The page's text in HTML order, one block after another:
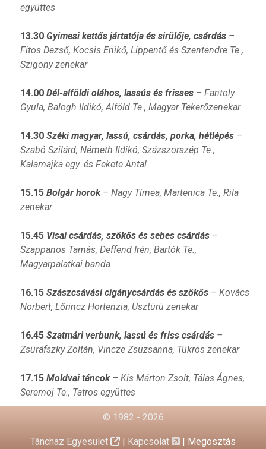
együttes
13.30Gyimesi kettős jártatója és sirülője, csárdás–
Fitos Dezső, Kocsis Enikő, Lippentő és Szentendre Te.,
Szigony zenekar
14.00Dél-alföldi oláhos, lassús és frisses– Fantoly
Gyula, Balogh Ildikó, Alföld Te., Magyar Tekerőzenekar
14.30Széki magyar, lassú, csárdás, porka, hétlépés–
Szabó Szilárd, Németh Ildikó, Százszorszép Te.,
Kalamajka egy. és Fekete Antal
15.15Bolgár horok– Nagy Tímea, Martenica Te., Rila
zenekar
15.45Visai csárdás, szökős és sebes csárdás–
Szappanos Tamás, Deffend Irén, Bartók Te.,
Magyarpalatkai banda
16.15Szászcsávási cigánycsárdás és szökős– Kovács
Norbert, Lőrincz Hortenzia, Üsztürü zenekar
16.45Szatmári verbunk, lassú és friss csárdás–
Zsuráfszky Zoltán, Vincze Zsuzsanna, Tükrös zenekar
17.15Moldvai táncok– Kis Márton Zsolt, Tálas Ágnes,
Seremoj Te., Tatros együttes
© 1982 - 2026
Tánchaz Egyesület | Kapcsolat | Megosztás